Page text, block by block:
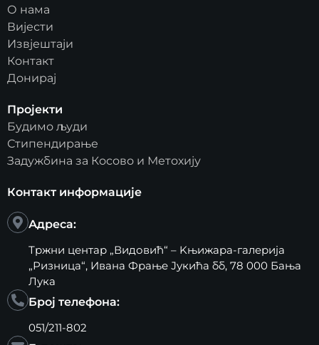
О нама
Вијести
Извјештаји
Контакт
Донирај
Пројекти
Будимо људи
Стипендирање
Задужбина за Косово и Метохију
Контакт информације
Адреса:
Тржни центар „Видовић“ – Kњижара-галерија
„Ризница“, Ивана Фрање Јукића бб, 78 000 Бања
Лука
Број телефона:
051/211-802